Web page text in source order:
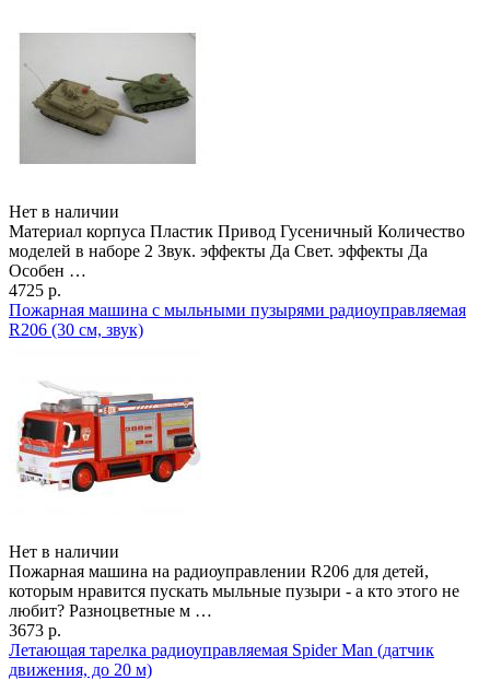
Нет в наличии
Материал корпуса Пластик Привод Гусеничный Количество
моделей в наборе 2 Звук. эффекты Да Свет. эффекты Да
Особен …
4725 р.
Пожарная машина с мыльными пузырями радиоуправляемая
R206 (30 см, звук)
Нет в наличии
Пожарная машина на радиоуправлении R206 для детей,
которым нравится пускать мыльные пузыри - а кто этого не
любит? Разноцветные м …
3673 р.
Летающая тарелка радиоуправляемая Spider Man (датчик
движения, до 20 м)